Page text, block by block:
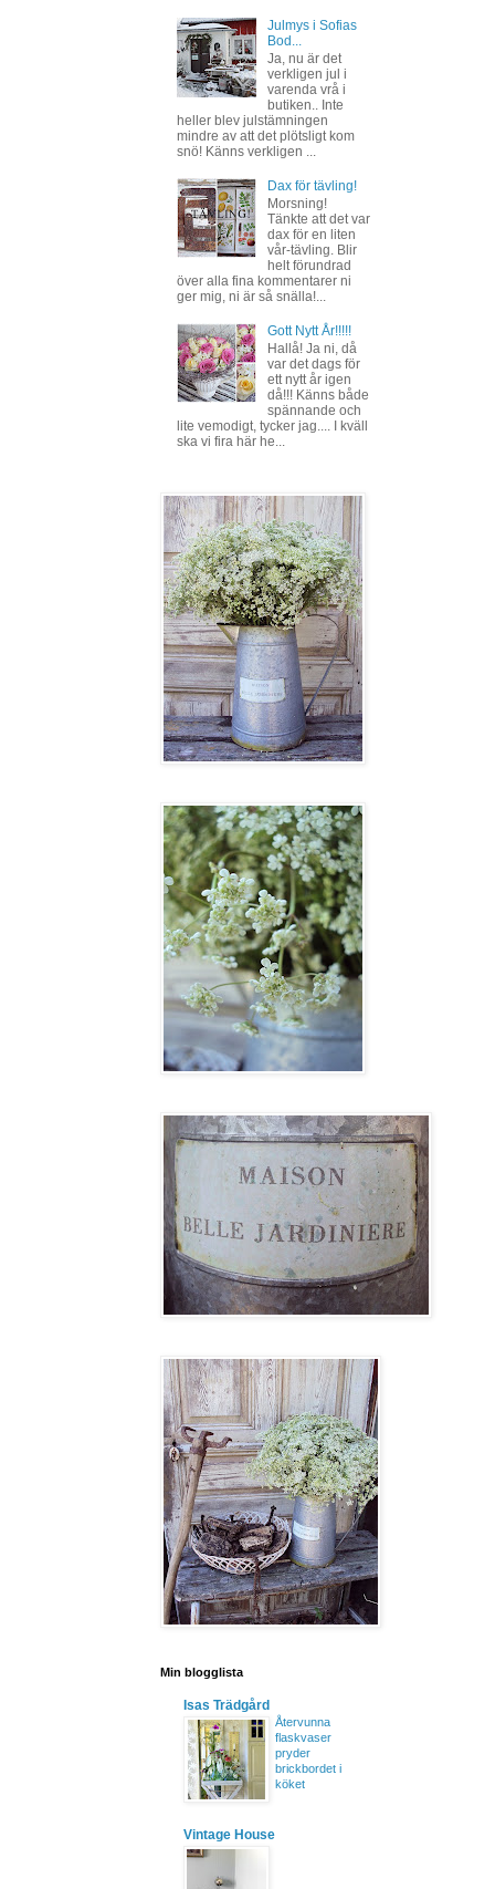
Julmys i Sofias
Bod...
Ja, nu är det
verkligen jul i
varenda vrå i
butiken.. Inte
heller blev julstämningen
mindre av att det plötsligt kom
snö! Känns verkligen ...
Dax för tävling!
Morsning!
Tänkte att det var
dax för en liten
vår-tävling. Blir
helt förundrad
över alla fina kommentarer ni
ger mig, ni är så snälla!...
Gott Nytt År!!!!!
Hallå! Ja ni, då
var det dags för
ett nytt år igen
då!!! Känns både
spännande och
lite vemodigt, tycker jag.... I kväll
ska vi fira här he...
Min blogglista
Isas Trädgård
Återvunna
flaskvaser
pryder
brickbordet i
köket
Vintage House